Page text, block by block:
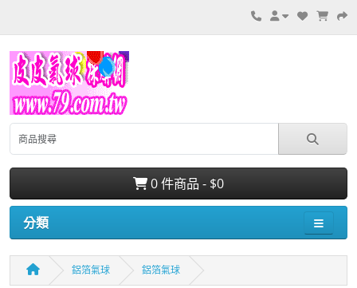
0 件商品 - $0
分類
鋁箔氣球 鋁箔氣球